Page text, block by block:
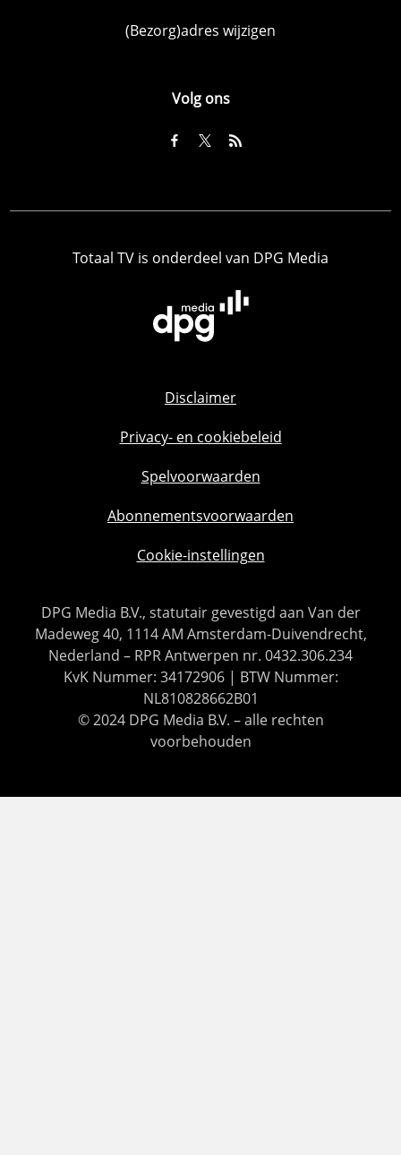
(Bezorg)adres wijzigen
Volg ons
Totaal TV is onderdeel van DPG Media
Disclaimer
Privacy- en cookiebeleid
Spelvoorwaarden
Abonnementsvoorwaarden
Cookie-instellingen
DPG Media B.V., statutair gevestigd aan Van der
Madeweg 40, 1114 AM Amsterdam-Duivendrecht,
Nederland – RPR Antwerpen nr. 0432.306.234
KvK Nummer: 34172906 | BTW Nummer:
NL810828662B01
© 2024 DPG Media B.V. – alle rechten
voorbehouden